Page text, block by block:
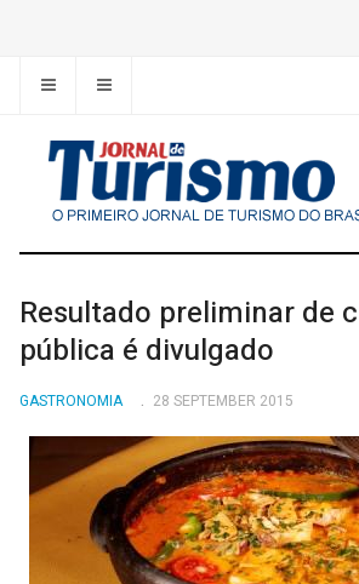
Resultado preliminar de
pública é divulgado
GASTRONOMIA 28 SEPTEMBER 2015